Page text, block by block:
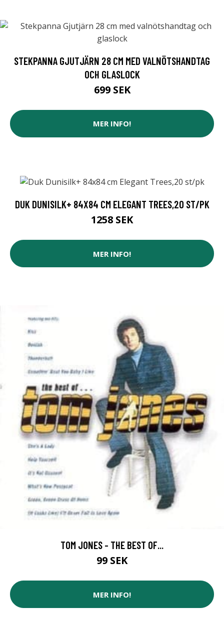
STEKPANNA GJUTJÄRN 28 CM MED VALNÖTSHANDTAG
OCH GLASLOCK
699 SEK
MER INFO!
DUK DUNISILK+ 84X84 CM ELEGANT TREES,20 ST/PK
1258 SEK
MER INFO!
TOM JONES - THE BEST OF...
99 SEK
MER INFO!